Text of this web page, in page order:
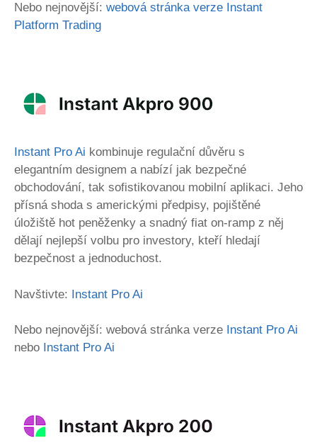
Nebo nejnovější: webová stránka verze Instant
Platform Trading
Instant Pro Ai kombinuje regulační důvěru s
elegantním designem a nabízí jak bezpečné
obchodování, tak sofistikovanou mobilní aplikaci. Jeho
přísná shoda s americkými předpisy, pojištěné
úložiště hot peněženky a snadný fiat on-ramp z něj
dělají nejlepší volbu pro investory, kteří hledají
bezpečnost a jednoduchost.
Navštivte: Instant Pro Ai
Nebo nejnovější: webová stránka verze Instant Pro Ai
nebo Instant Pro Ai